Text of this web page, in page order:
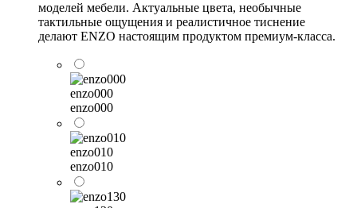
моделей мебели. Актуальные цвета, необычные
тактильные ощущения и реалистичное тиснение
делают ENZO настоящим продуктом премиум-класса.
enzo000
enzo000
enzo010
enzo010